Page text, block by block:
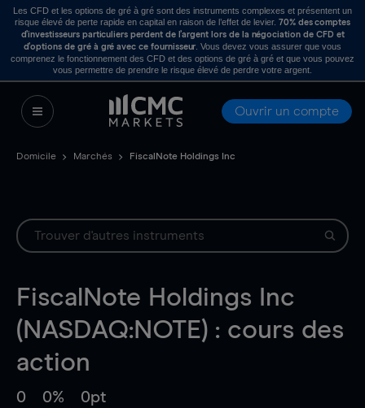
Les CFD et les options de gré à gré sont des instruments complexes et présentent un
risque élevé de perte rapide en capital en raison de l’effet de levier. 70% des comptes
d’investisseurs particuliers perdent de l’argent lors de la négociation de CFD et
d’options de gré à gré avec ce fournisseur . Vous devez vous assurer que vous
comprenez le fonctionnement des CFD et des options de gré à gré et que vous pouvez
vous permettre de prendre le risque élevé de perdre votre argent.
Ouvrir un compte
Domicile Marchés FiscalNote Holdings Inc
FiscalNote Holdings Inc
(NASDAQ:NOTE) : cours des
action
0 0% 0pt